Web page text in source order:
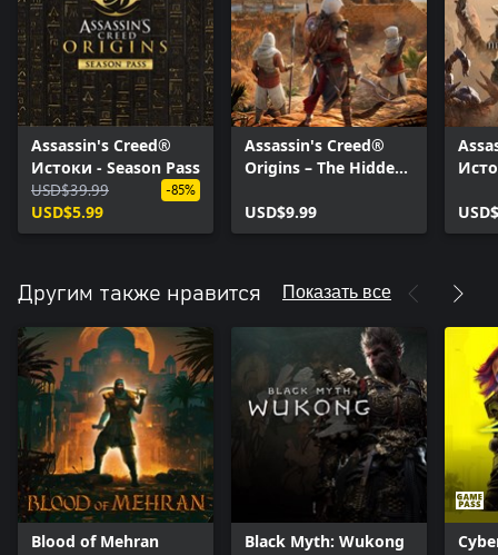
Assassin's Creed®
Истоки - Season Pass
USD$39.99
USD$5.99
-85%
Assassin's Creed®
Origins – The Hidden
USD$9.99
Другим также нравится Показать все
Blood of Mehran Black Myth: Wukong